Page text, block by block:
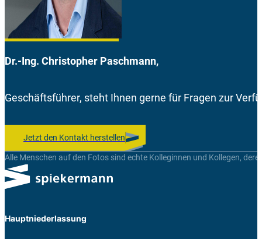
Dr.-Ing. Christopher Paschmann,
Geschäftsführer, steht Ihnen gerne für Fragen zur
Jetzt den Kontakt herstellen
Alle Menschen auf den Fotos sind echte Kolleginnen und Kollegen,
Hauptniederlassung